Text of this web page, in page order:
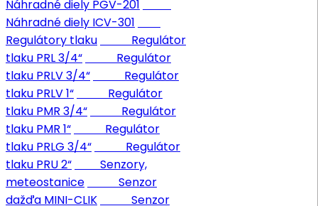
Náhradné diely PGV-201
Náhradné diely ICV-301
Regulátory tlaku
Regulátor
tlaku PRL 3/4“
Regulátor
tlaku PRLV 3/4“
Regulátor
tlaku PRLV 1“
Regulátor
tlaku PMR 3/4“
Regulátor
tlaku PMR 1“
Regulátor
tlaku PRLG 3/4“
Regulátor
tlaku PRU 2“
Senzory,
meteostanice
Senzor
dažďa MINI-CLIK
Senzor